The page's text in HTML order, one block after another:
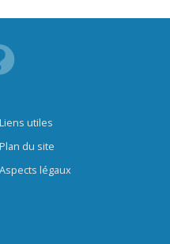
Liens utiles
Plan du site
Aspects légaux